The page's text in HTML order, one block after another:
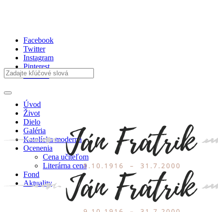
Facebook
Twitter
Instagram
Pinterest
Youtube
Úvod
Život
Dielo
Galéria
Katolícka moderna
Ocenenia
Cena učiteľom
Literárna cena
Fond
Aktuality